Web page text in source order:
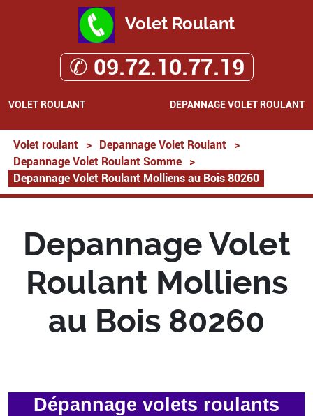
Volet Roulant
✆ 09.72.10.77.19
VOLET ROULANT DEPANNAGE VOLET ROULANT
Volet roulant > Depannage Volet Roulant
>
Depannage Volet Roulant Somme
>
Depannage Volet Roulant Molliens au Bois 80260
Depannage Volet
Roulant Molliens
au Bois 80260
Dépannage volets roulants